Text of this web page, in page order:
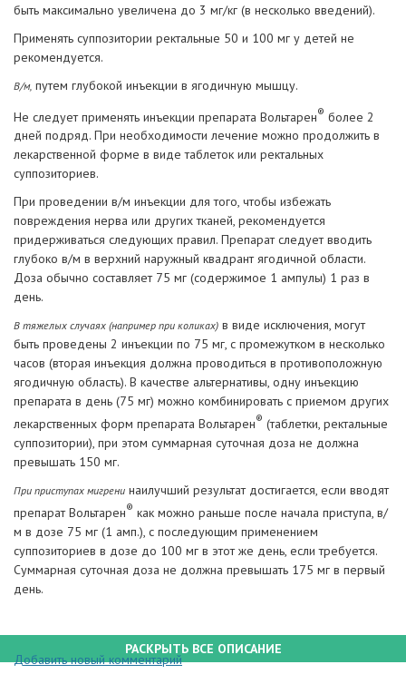
быть максимально увеличена до 3 мг/кг (в несколько введений).
Применять суппозитории ректальные 50 и 100 мг у детей не
рекомендуется.
В/м, путем глубокой инъекции в ягодичную мышцу.
Не следует применять инъекции препарата Вольтарен® более 2
дней подряд. При необходимости лечение можно продолжить в
лекарственной форме в виде таблеток или ректальных
суппозиториев.
При проведении в/м инъекции для того, чтобы избежать
повреждения нерва или других тканей, рекомендуется
придерживаться следующих правил. Препарат следует вводить
глубоко в/м в верхний наружный квадрант ягодичной области.
Доза обычно составляет 75 мг (содержимое 1 ампулы) 1 раз в
день.
В тяжелых случаях (например при коликах) в виде исключения, могут
быть проведены 2 инъекции по 75 мг, с промежутком в несколько
часов (вторая инъекция должна проводиться в противоположную
ягодичную область). В качестве альтернативы, одну инъекцию
препарата в день (75 мг) можно комбинировать с приемом других
лекарственных форм препарата Вольтарен® (таблетки, ректальные
суппозитории), при этом суммарная суточная доза не должна
превышать 150 мг.
При приступах мигрени наилучший результат достигается, если вводят
препарат Вольтарен® как можно раньше после начала приступа, в/
м в дозе 75 мг (1 амп.), с последующим применением
суппозиториев в дозе до 100 мг в этот же день, если требуется.
Суммарная суточная доза не должна превышать 175 мг в первый
день.
РАСКРЫТЬ ВСЕ ОПИСАНИЕ
Добавить новый комментарий